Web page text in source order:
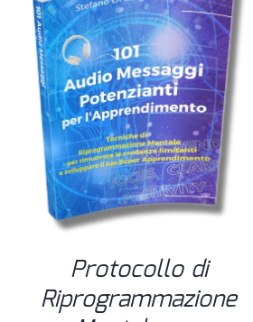
Protocollo di
Riprogrammazione